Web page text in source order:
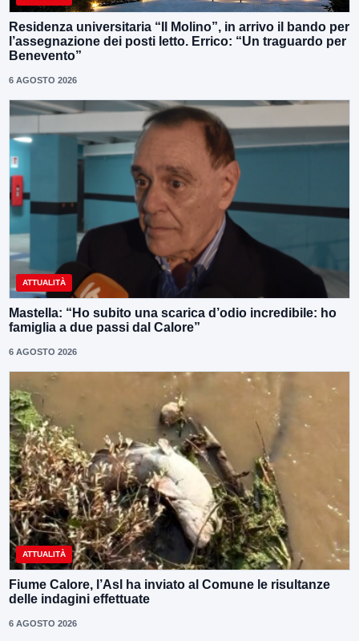
Residenza universitaria “Il Molino”, in arrivo il bando per
l’assegnazione dei posti letto. Errico: “Un traguardo per
Benevento”
6 AGOSTO 2026
ATTUALITÀ
Mastella: “Ho subito una scarica d’odio incredibile: ho
famiglia a due passi dal Calore”
6 AGOSTO 2026
ATTUALITÀ
Fiume Calore, l’Asl ha inviato al Comune le risultanze
delle indagini effettuate
6 AGOSTO 2026